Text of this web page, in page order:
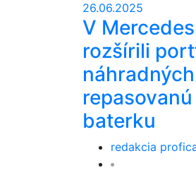
26.06.2025
V
rozšírili
baterku
redakcia